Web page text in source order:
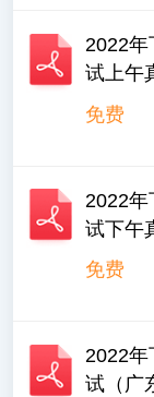
2022年
试上午
免费
2022
试下午
免费
2022年
试（广